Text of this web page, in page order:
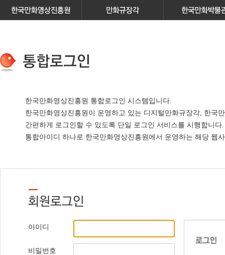
한국만화영상진흥원 통합로그인 시스템입니다.
한국만화영상진흥원이 운영하고 있는 디지털만화규장각, 한국
간편하게 로그인할 수 있도록 단일 로그인 서비스를 시행합니다.
통합아이디 하나로 한국만화영상진흥원에서 운영하는 해당 웹
아이디
비밀번호